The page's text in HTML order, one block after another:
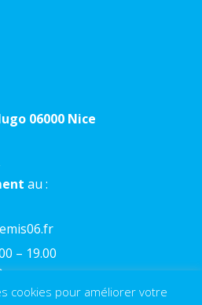
06000 Nice
au :
– 19.00
cookies pour améliorer votre